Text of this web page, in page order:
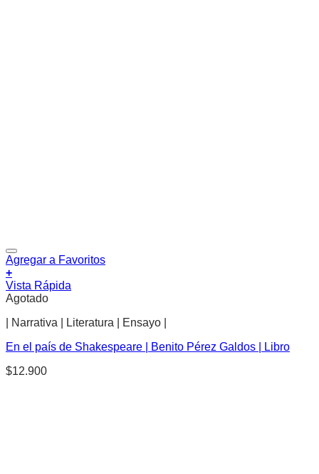
Agregar a Favoritos
+
Vista Rápida
Agotado
| Narrativa | Literatura | Ensayo |
En el país de Shakespeare | Benito Pérez Galdos | Libro
$12.900